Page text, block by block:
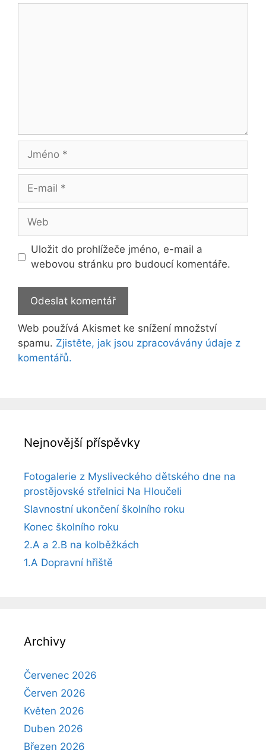
Jméno
Web
Uložit do prohlížeče jméno, e-mail a
webovou stránku pro budoucí komentáře.
Web používá Akismet ke snížení množství
spamu. Zjistěte, jak jsou zpracovávány údaje z
komentářů.
Nejnovější příspěvky
Fotogalerie z Mysliveckého dětského dne na
prostějovské střelnici Na Hloučeli
Slavnostní ukončení školního roku
Konec školního roku
2.A a 2.B na kolběžkách
1.A Dopravní hřiště
Archivy
Červenec 2026
Červen 2026
Květen 2026
Duben 2026
Březen 2026